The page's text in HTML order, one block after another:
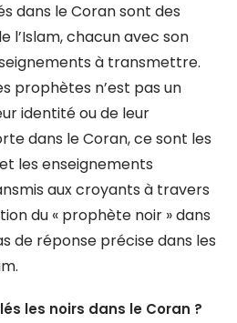
dans le Coran sont des
l’Islam, chacun avec son
à transmettre.
prophètes n’est pas un
identité ou de leur
dans le Coran, ce sont les
les enseignements
aux croyants à travers
du « prophète noir » dans
de réponse précise dans les
les noirs dans le Coran ?